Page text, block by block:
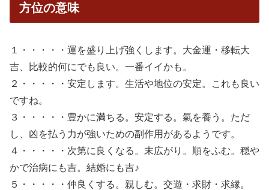
方位の意味
１・・・・・運を盛り上げ強くします。大金運・移転大
吉、比較的何にでも良い。一番イイかも。
２・・・・・安定します。生活や地位の安定。これも良い
ですね。
３・・・・・豊かに満ちる。安定する。氣を養う。ただ
し、凶を払う力が強いための副作用があるようです。
４・・・・・次第に良くなる。末広がり。順をふむ。穏や
かで治病にも吉。結婚にも吉♪
５・・・・・仲良くする。親しむ。交遊・求財・求縁。